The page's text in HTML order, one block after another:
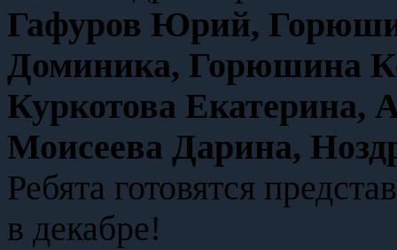
Гафуров Юрий,
Доминика, Горюшина
Куркотова Екатерина,
Моисеева Дарина,
Ребята готовятся
в декабре!